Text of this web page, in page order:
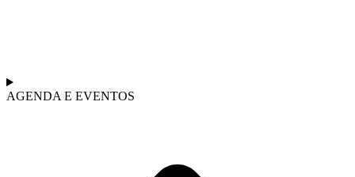
AGENDA E EVENTOS